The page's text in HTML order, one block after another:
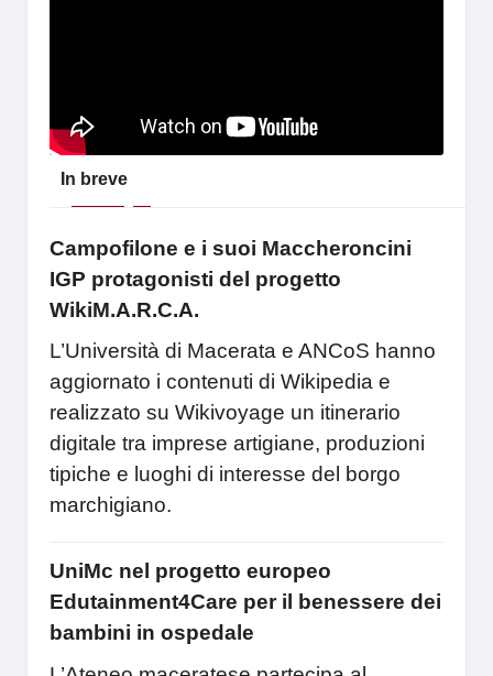
In breve
Campofilone e i suoi Maccheroncini
IGP protagonisti del progetto
WikiM.A.R.C.A.
L’Università di Macerata e ANCoS hanno
aggiornato i contenuti di Wikipedia e
realizzato su Wikivoyage un itinerario
digitale tra imprese artigiane, produzioni
tipiche e luoghi di interesse del borgo
marchigiano.
UniMc nel progetto europeo
Edutainment4Care per il benessere dei
bambini in ospedale